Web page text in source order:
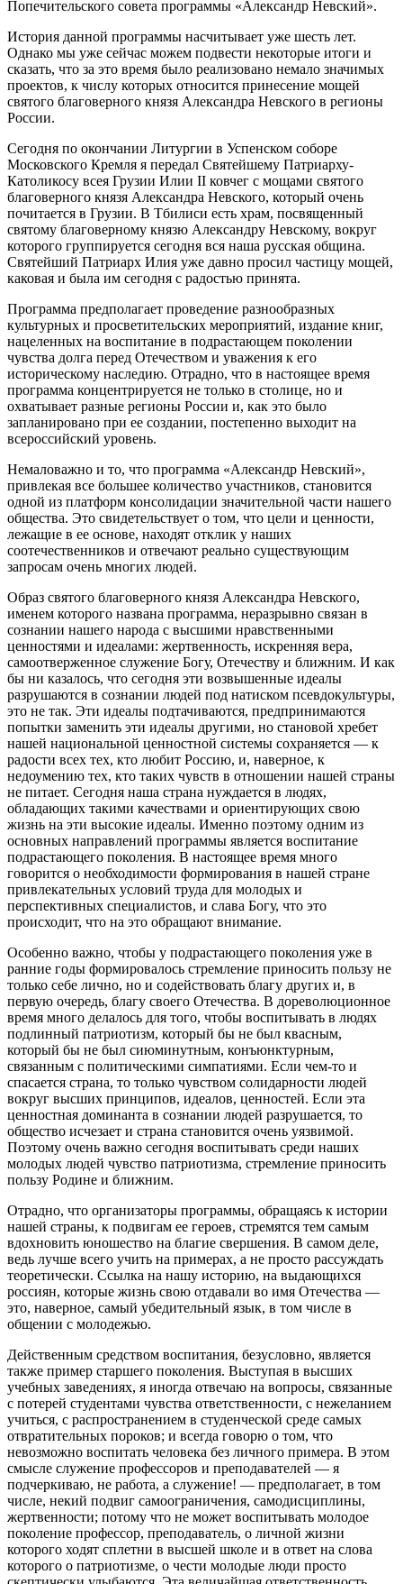
Попечительского совета программы «Александр Невский».
История данной программы насчитывает уже шесть лет.
Однако мы уже сейчас можем подвести некоторые итоги и
сказать, что за это время было реализовано немало значимых
проектов, к числу которых относится принесение мощей
святого благоверного князя Александра Невского в регионы
России.
Сегодня по окончании Литургии в Успенском соборе
Московского Кремля я передал Святейшему Патриарху-
Католикосу всея Грузии Илии II ковчег с мощами святого
благоверного князя Александра Невского, который очень
почитается в Грузии. В Тбилиси есть храм, посвященный
святому благоверному князю Александру Невскому, вокруг
которого группируется сегодня вся наша русская община.
Святейший Патриарх Илия уже давно просил частицу мощей,
каковая и была им сегодня с радостью принята.
Программа предполагает проведение разнообразных
культурных и просветительских мероприятий, издание книг,
нацеленных на воспитание в подрастающем поколении
чувства долга перед Отечеством и уважения к его
историческому наследию. Отрадно, что в настоящее время
программа концентрируется не только в столице, но и
охватывает разные регионы России и, как это было
запланировано при ее создании, постепенно выходит на
всероссийский уровень.
Немаловажно и то, что программа «Александр Невский»,
привлекая все большее количество участников, становится
одной из платформ консолидации значительной части нашего
общества. Это свидетельствует о том, что цели и ценности,
лежащие в ее основе, находят отклик у наших
соотечественников и отвечают реально существующим
запросам очень многих людей.
Образ святого благоверного князя Александра Невского,
именем которого названа программа, неразрывно связан в
сознании нашего народа с высшими нравственными
ценностями и идеалами: жертвенность, искренняя вера,
самоотверженное служение Богу, Отечеству и ближним. И как
бы ни казалось, что сегодня эти возвышенные идеалы
разрушаются в сознании людей под натиском псевдокультуры,
это не так. Эти идеалы подтачиваются, предпринимаются
попытки заменить эти идеалы другими, но становой хребет
нашей национальной ценностной системы сохраняется — к
радости всех тех, кто любит Россию, и, наверное, к
недоумению тех, кто таких чувств в отношении нашей страны
не питает. Сегодня наша страна нуждается в людях,
обладающих такими качествами и ориентирующих свою
жизнь на эти высокие идеалы. Именно поэтому одним из
основных направлений программы является воспитание
подрастающего поколения. В настоящее время много
говорится о необходимости формирования в нашей стране
привлекательных условий труда для молодых и
перспективных специалистов, и слава Богу, что это
происходит, что на это обращают внимание.
Особенно важно, чтобы у подрастающего поколения уже в
ранние годы формировалось стремление приносить пользу не
только себе лично, но и содействовать благу других и, в
первую очередь, благу своего Отечества. В дореволюционное
время много делалось для того, чтобы воспитывать в людях
подлинный патриотизм, который бы не был квасным,
который бы не был сиюминутным, конъюнктурным,
связанным с политическими симпатиями. Если чем-то и
спасается страна, то только чувством солидарности людей
вокруг высших принципов, идеалов, ценностей. Если эта
ценностная доминанта в сознании людей разрушается, то
общество исчезает и страна становится очень уязвимой.
Поэтому очень важно сегодня воспитывать среди наших
молодых людей чувство патриотизма, стремление приносить
пользу Родине и ближним.
Отрадно, что организаторы программы, обращаясь к истории
нашей страны, к подвигам ее героев, стремятся тем самым
вдохновить юношество на благие свершения. В самом деле,
ведь лучше всего учить на примерах, а не просто рассуждать
теоретически. Ссылка на нашу историю, на выдающихся
россиян, которые жизнь свою отдавали во имя Отечества —
это, наверное, самый убедительный язык, в том числе в
общении с молодежью.
Действенным средством воспитания, безусловно, является
также пример старшего поколения. Выступая в высших
учебных заведениях, я иногда отвечаю на вопросы, связанные
с потерей студентами чувства ответственности, с нежеланием
учиться, с распространением в студенческой среде самых
отвратительных пороков; и всегда говорю о том, что
невозможно воспитать человека без личного примера. В этом
смысле служение профессоров и преподавателей — я
подчеркиваю, не работа, а служение! — предполагает, в том
числе, некий подвиг самоограничения, самодисциплины,
жертвенности; потому что не может воспитывать молодое
поколение профессор, преподаватель, о личной жизни
которого ходят сплетни в высшей школе и в ответ на слова
которого о патриотизме, о чести молодые люди просто